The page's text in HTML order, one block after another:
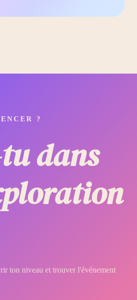
?
dans
ton niveau et trouver l'événement